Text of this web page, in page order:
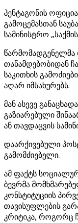
პენტაგონის
გამოცემასთან
სამინისტრო
წარმომადგენელმა
თანამდებობიდან
საკითხის
აღარ იმსახურებს.
მან ასევე
გაზიარებული
ან თავდაცვის
დაარქივებული
გამომძიებელი.
ამ ფაქტს
ბევრმა
კონსტიტუციის
თავისუფლების
კრიტიკა, როგორც